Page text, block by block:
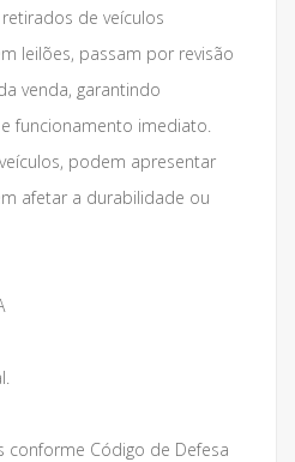
de veículos
leilões, passam por revisão
venda, garantindo
funcionamento imediato.
podem apresentar
afetar a durabilidade ou
conforme Código de Defesa